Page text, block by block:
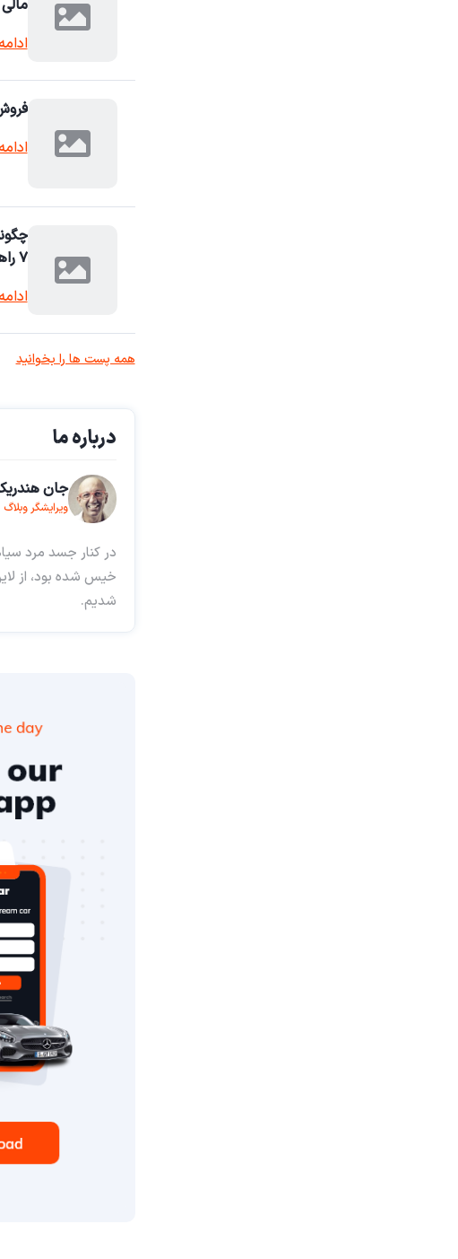
مالی
۷ راهکار برای فروش فوری خودرو
همه پست ها را بخوانید
درباره ما
جان
ویرایشگر وبلاگ
در کنار جسد مرد
خیس شده بود، از
شدیم.